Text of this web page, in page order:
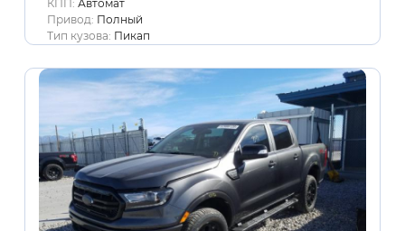
КПП: Автомат
Привод: Полный
Тип кузова: Пикап